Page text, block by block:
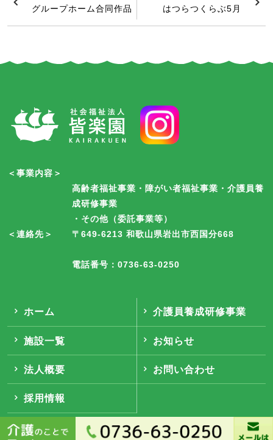
グループホーム合同作品 はつらつくらぶ5月
＜事業内容＞
高齢者福祉事業・障がい者福祉事業・介護員養
成研修事業
・その他（委託事業等）
＜連絡先＞
〒649-6213 和歌山県岩出市西国分668
電話番号：0736-63-0250
ホーム
施設一覧
法人概要
採用情報
介護員養成研修事業
お知らせ
お問い合わせ